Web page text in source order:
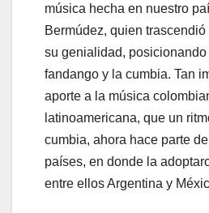
música hecha en nuestro
Bermúdez, quien
su genialidad, posicionando
fandango y la cumbia. Tan
aporte a la música
latinoamericana, que un
cumbia, ahora hace parte
países, en donde la
entre ellos Argentina y